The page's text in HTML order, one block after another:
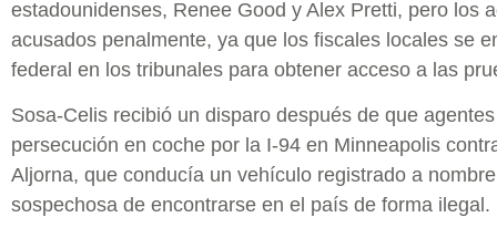
estadounidenses, Renee Good y Alex Pretti, pero los
acusados penalmente, ya que los fiscales locales se
federal en los tribunales para obtener acceso a las
Sosa-Celis recibió un disparo después de que
persecución en coche por la I-94 en Minneapolis
Aljorna, que conducía un vehículo registrado a
sospechosa de encontrarse en el país de forma ilegal.